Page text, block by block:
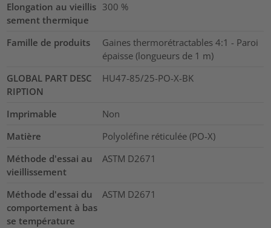
Elongation au vieillis
sement thermique
300 %
Famille de produits
Gaines thermorétractables 4:1 - Paroi
épaisse (longueurs de 1 m)
GLOBAL PART DESC
RIPTION
HU47-85/25-PO-X-BK
Imprimable
Non
Matière
Polyoléfine réticulée (PO-X)
Méthode d'essai au
vieillissement
ASTM D2671
Méthode d'essai du
comportement à bas
se température
ASTM D2671